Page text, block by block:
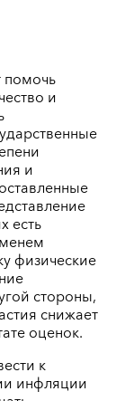
помочь
и
и
есть
физические
стороны,
снижает
оценок.
к
инфляции